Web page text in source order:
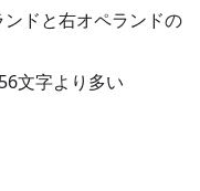
ドと右オペランドの
文字より多い